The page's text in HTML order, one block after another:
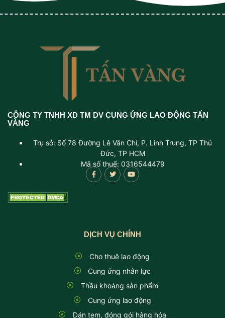
CÔNG TY TNHH XD TM DV CUNG ỨNG LAO ĐỘNG TẤN
VÀNG
Trụ sở: Số 78 Đường Lê Văn Chí, P. Linh Trung, TP Thủ
Đức, TP HCM
Mã số thuế: 0316544479
DỊCH VỤ CHÍNH
Cho thuê lao động
Cung ứng nhân lực
Thầu khoáng sản phẩm
Cung ứng lao động
Dán tem, đóng gói hàng hóa